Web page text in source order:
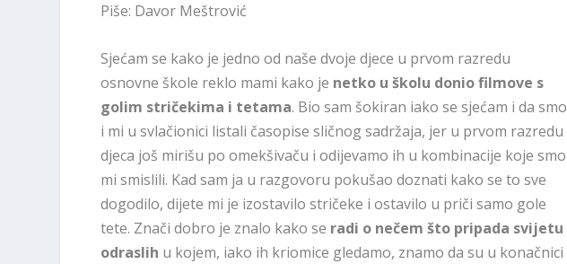
Piše: Davor Meštrović
Sjećam se kako je jedno od naše dvoje djece u prvom razredu
osnovne škole reklo mami kako je netko u školu donio filmove s
golim stričekima i tetama. Bio sam šokiran iako se sjećam i da smo
i mi u svlačionici listali časopise sličnog sadržaja, jer u prvom razredu
djeca još mirišu po omekšivaču i odijevamo ih u kombinacije koje smo
mi smislili. Kad sam ja u razgovoru pokušao doznati kako se to sve
dogodilo, dijete mi je izostavilo stričeke i ostavilo u priči samo gole
tete. Znači dobro je znalo kako se radi o nečem što pripada svijetu
odraslih u kojem, iako ih kriomice gledamo, znamo da su u konačnici